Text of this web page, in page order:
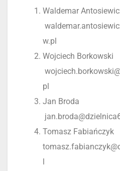
Waldemar
w.pl
Wojciech
pl
Jan
Tomasz
l